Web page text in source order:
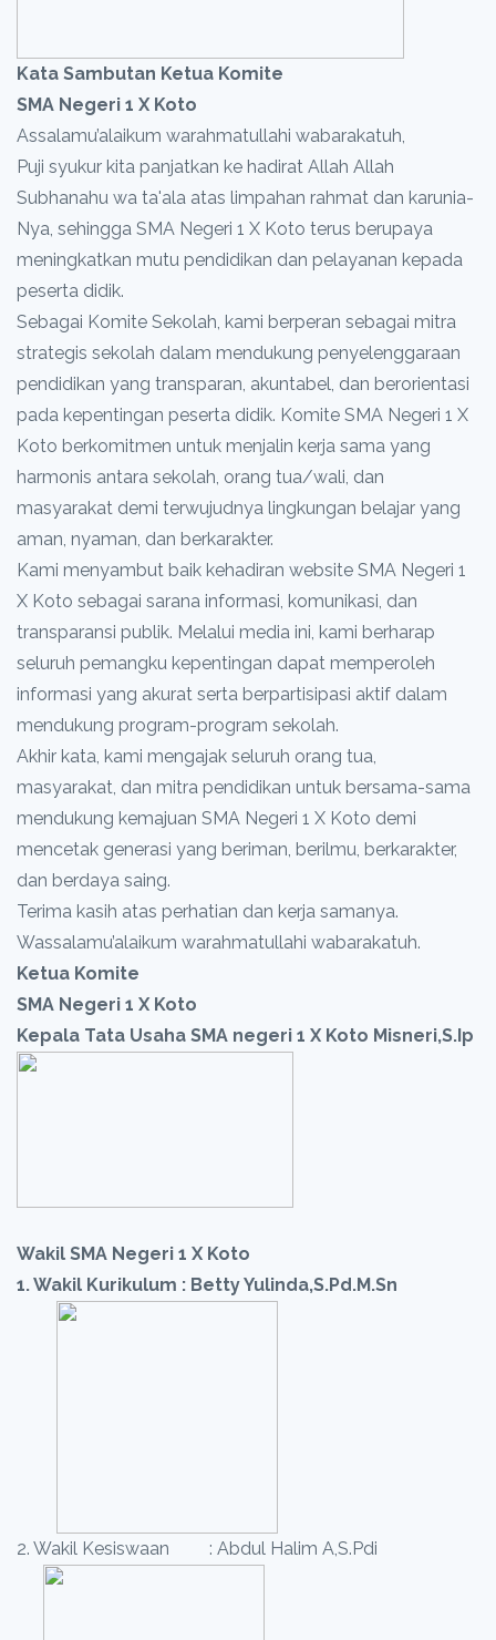
Kata Sambutan Ketua Komite
SMA Negeri 1 X Koto
Assalamu’alaikum warahmatullahi wabarakatuh,
Puji syukur kita panjatkan ke hadirat Allah Allah
Subhanahu wa ta'ala atas limpahan rahmat dan karunia-
Nya, sehingga SMA Negeri 1 X Koto terus berupaya
meningkatkan mutu pendidikan dan pelayanan kepada
peserta didik.
Sebagai Komite Sekolah, kami berperan sebagai mitra
strategis sekolah dalam mendukung penyelenggaraan
pendidikan yang transparan, akuntabel, dan berorientasi
pada kepentingan peserta didik. Komite SMA Negeri 1 X
Koto berkomitmen untuk menjalin kerja sama yang
harmonis antara sekolah, orang tua/wali, dan
masyarakat demi terwujudnya lingkungan belajar yang
aman, nyaman, dan berkarakter.
Kami menyambut baik kehadiran website SMA Negeri 1
X Koto sebagai sarana informasi, komunikasi, dan
transparansi publik. Melalui media ini, kami berharap
seluruh pemangku kepentingan dapat memperoleh
informasi yang akurat serta berpartisipasi aktif dalam
mendukung program-program sekolah.
Akhir kata, kami mengajak seluruh orang tua,
masyarakat, dan mitra pendidikan untuk bersama-sama
mendukung kemajuan SMA Negeri 1 X Koto demi
mencetak generasi yang beriman, berilmu, berkarakter,
dan berdaya saing.
Terima kasih atas perhatian dan kerja samanya.
Wassalamu’alaikum warahmatullahi wabarakatuh.
Ketua Komite
SMA Negeri 1 X Koto
Kepala Tata Usaha SMA negeri 1 X Koto Misneri,S.Ip
Wakil SMA Negeri 1 X Koto
1. Wakil Kurikulum : Betty Yulinda,S.Pd.M.Sn
2. Wakil Kesiswaan : Abdul Halim A,S.Pdi